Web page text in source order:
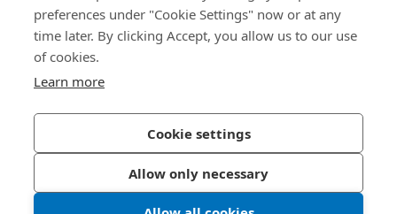
preferences under "Cookie Settings" now or at any
time later. By clicking Accept, you allow us to our use
of cookies.
Learn more
Cookie settings
Allow only necessary
14, rue des Tuileries
67460 Souffelweyersheim
Politique de confidentialité